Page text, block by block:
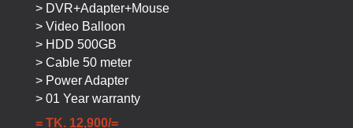
> DVR+Adapter+Mouse
>Video Balloon
> HDD 500GB
>Cable50 meter
> Power Adapter
> 01 Year warranty
= TK. 12,900/=